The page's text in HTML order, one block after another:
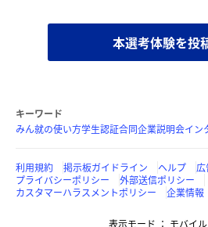
本選考体験を投
キーワード
みん就の使い方学生認証合同企業説明会イン
利用規約 掲示板ガイドライン ヘルプ 広
プライバシーポリシー
外部送信ポリシー
カスタマーハラスメントポリシー
企業情報
表示モード モバイル